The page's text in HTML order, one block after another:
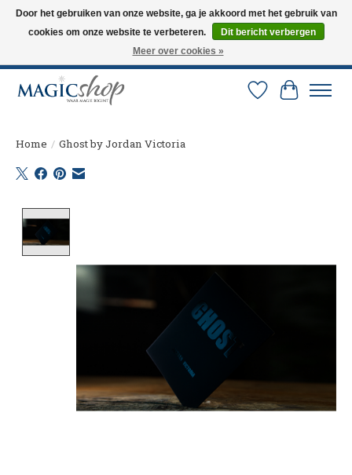
Altijd de nieuwste trucs op voorraad. Snelle verzending via PostNL en DHL.
Langskomen in onze winkel? Bel of mail om een afspraak te maken. 0251-
Verlanglijst
Home / Ghost by Jordan Victoria
Door het gebruiken van onze website, ga je akkoord met het gebruik van
cookies om onze website te verbeteren.
Dit bericht verbergen
Meer over cookies »